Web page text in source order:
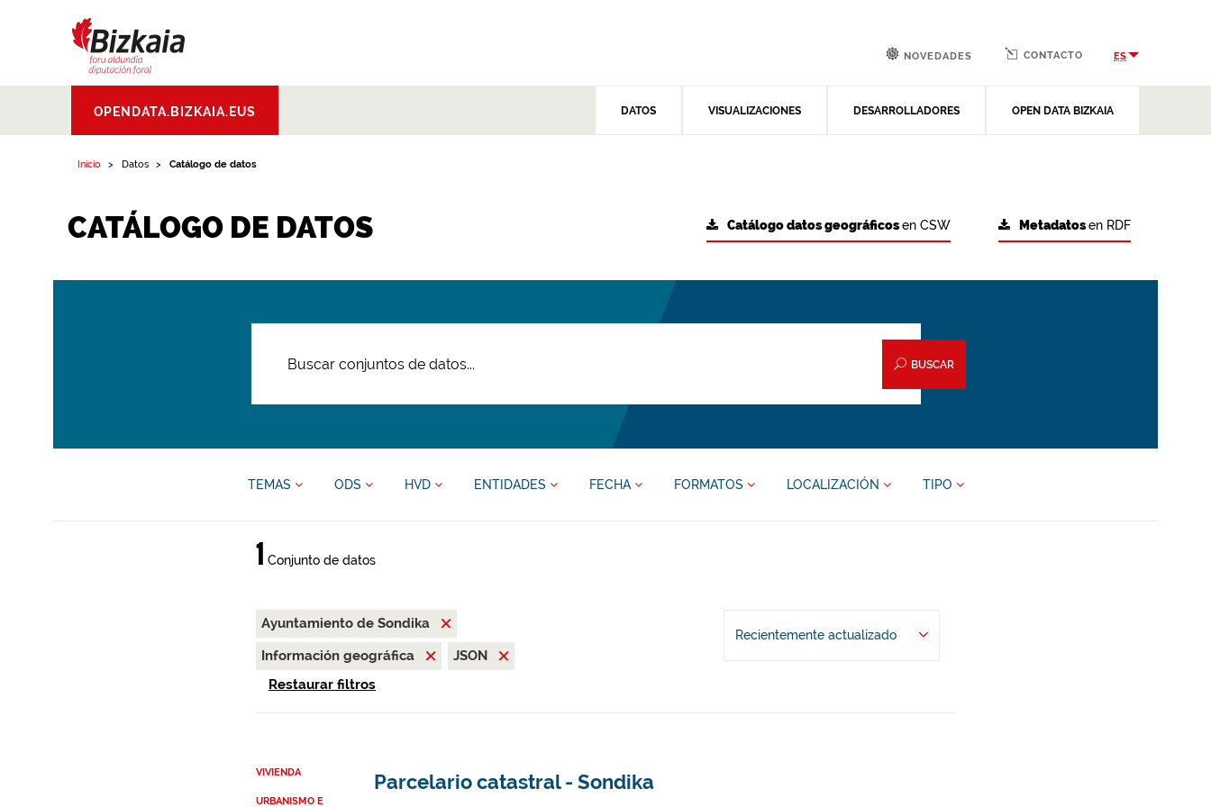
Aldundia.Diputacion
Foral de Bizkaia
OPENDATA.BIZKAIA.EUS DATOS VISUALIZACIONES DESARROLLADORES OPEN DATA BIZKAIA
NOVEDADES CONTACTO ES
Inicio Datos Catálogo de datos
CATÁLOGO DE DATOS Metadatosen RDF
Catálogo datos geográficosen CSW
BUSCAR
TEMAS ODS HVD ENTIDADES FECHA FORMATOS LOCALIZACIÓN TIPO
1 Conjunto de datos
Ayuntamiento de Sondika
Información geográfica
JSON
Restaurar filtros
Recientemente actualizado
VIVIENDA
URBANISMO E
Parcelario catastral - Sondika